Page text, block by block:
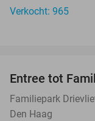
Verkocht: 965
Entree tot
Familiepark
Den Haag